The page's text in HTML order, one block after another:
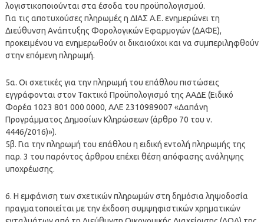
λογιστικοποιούνται στα έσοδα του προϋπολογισμού.
Για τις αποτυχούσες πληρωμές η ΔΙΑΣ Α.Ε. ενημερώνει τη
Διεύθυνση Ανάπτυξης Φορολογικών Εφαρμογών (ΔΑΦΕ),
προκειμένου να ενημερωθούν οι δικαιούχοι και να συμπεριληφθούν
στην επόμενη πληρωμή.
5α. Οι σχετικές για την πληρωμή του επάθλου πιστώσεις
εγγράφονται στον Τακτικό Προϋπολογισμό της ΑΑΔΕ (Ειδικό
Φορέα 1023 801 000 0000, ΑΛΕ 2310989007 «Δαπάνη
Προγράμματος Δημοσίων Κληρώσεων (άρθρο 70 του ν.
4446/2016)»).
5β. Για την πληρωμή του επάθλου η ειδική εντολή πληρωμής της
παρ. 3 του παρόντος άρθρου επέχει θέση απόφασης ανάληψης
υποχρέωσης.
6. Η εμφάνιση των σχετικών πληρωμών στη δημόσια ληψοδοσία
πραγματοποιείται με την έκδοση συμψηφιστικών χρηματικών